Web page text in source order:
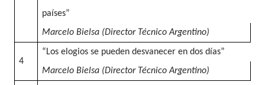
países”
Marcelo Bielsa (Director Técnico Argentino)
4
“Los elogios se pueden desvanecer en dos días”
Marcelo Bielsa (Director Técnico Argentino)